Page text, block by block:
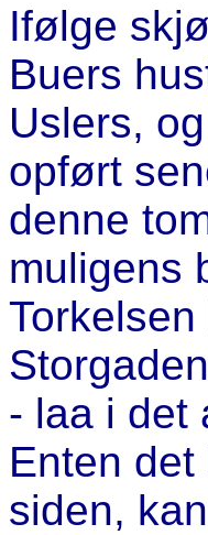
Ifølge
Buers
Uslers,
opført
denne
muligens
- laa i det
Enten
siden,